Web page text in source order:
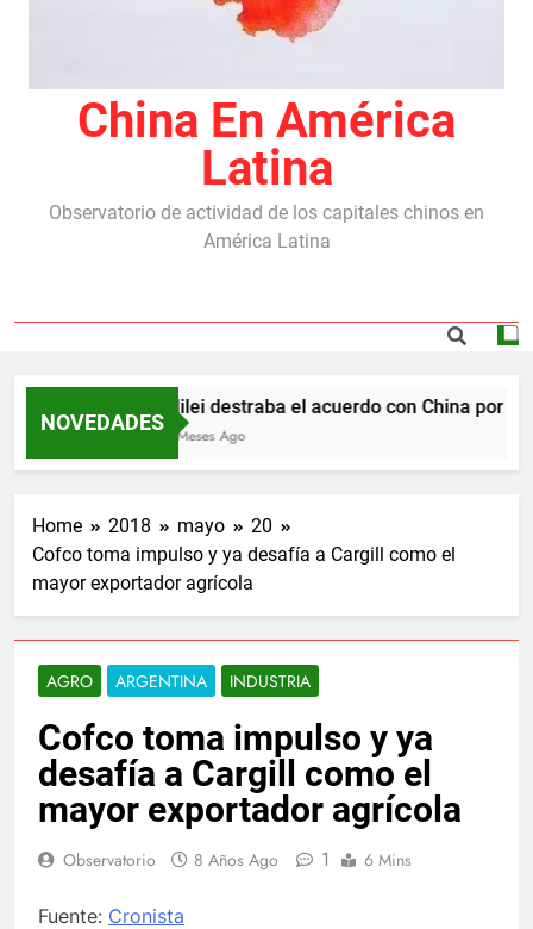
China En América
Latina
Observatorio de actividad de los capitales chinos en
América Latina
NOVEDADES
Milei destraba el acuerdo con China por las
5 Meses Ago
Home 2018 mayo
20
Cofco toma impulso y ya desafía a Cargill como el
mayor exportador agrícola
AGRO ARGENTINA INDUSTRIA
Cofco toma impulso y ya
desafía a Cargill como el
mayor exportador agrícola
Observatorio 8 Años Ago 1 6 Mins
Fuente: Cronista